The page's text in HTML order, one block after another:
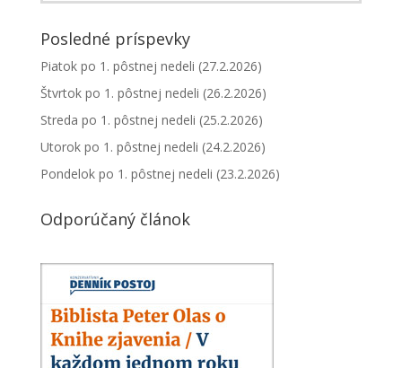
Posledné príspevky
Piatok po 1. pôstnej nedeli (27.2.2026)
Štvrtok po 1. pôstnej nedeli (26.2.2026)
Streda po 1. pôstnej nedeli (25.2.2026)
Utorok po 1. pôstnej nedeli (24.2.2026)
Pondelok po 1. pôstnej nedeli (23.2.2026)
Odporúčaný článok